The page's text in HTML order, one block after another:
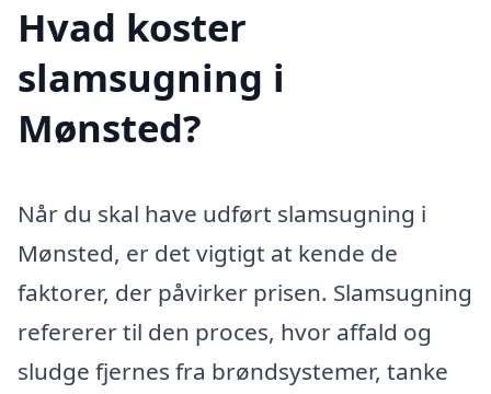
Hvad koster
slamsugning i
Mønsted?
Når du skal have udført slamsugning i
Mønsted, er det vigtigt at kende de
faktorer, der påvirker prisen. Slamsugning
refererer til den proces, hvor affald og
sludge fjernes fra brøndsystemer, tanke